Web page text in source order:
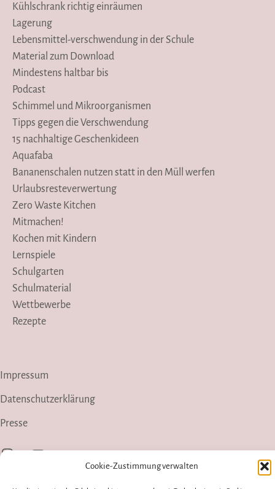
Cookie-Zustimmung verwalten
Kühlschrank richtig einräumen
Lagerung
Lebensmittel-verschwendung in der Schule
Material zum Download
Mindestens haltbar bis
Podcast
Schimmel und Mikroorganismen
Tipps gegen die Verschwendung
15 nachhaltige Geschenkideen
Aquafaba
Bananenschalen nutzen statt in den Müll werfen
Urlaubsresteverwertung
Zero Waste Kitchen
Mitmachen!
Kochen mit Kindern
Lernspiele
Schulgarten
Schulmaterial
Wettbewerbe
Rezepte
Impressum
Datenschutzerklärung
Presse
InstagramYouTube